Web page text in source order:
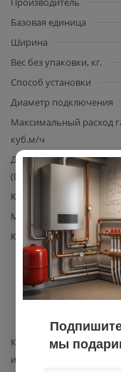
Базовая единица
Ширина
Вес без упаковки, кг.
Способ установки
Диаметр подключения
Максимальный расход
куб.м/ч
Диаметр условного
(DN)
Климатическое
Материал корпуса
Комплектация
Класс точности по
измерителя
мы